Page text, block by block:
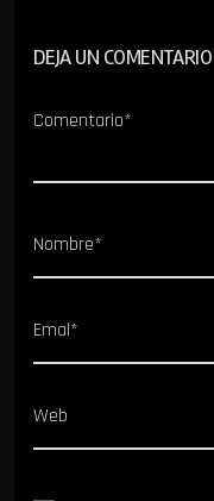
DEJA UN COMENTARIO
Comentario*
Nombre*
Emal*
Web